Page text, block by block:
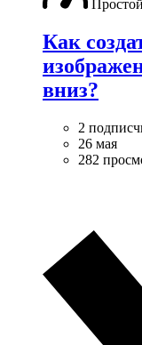
Простой
Как
вниз?
2
26 мая
282